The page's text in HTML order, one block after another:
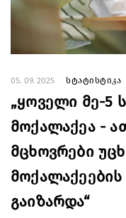
05. 09. 2025 სტატისტიკა
„ყოველი მე-5
მოქალაქეა -
მცხოვრები
გაიზარდა“